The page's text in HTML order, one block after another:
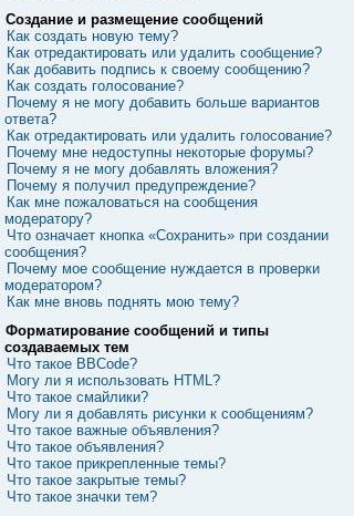
Создание и размещение сообщений
Как создать новую тему?
Как отредактировать или удалить сообщение?
Как добавить подпись к своему сообщению?
Как создать голосование?
Почему я не могу добавить больше вариантов
ответа?
Как отредактировать или удалить голосование?
Почему мне недоступны некоторые форумы?
Почему я не могу добавлять вложения?
Почему я получил предупреждение?
Как мне пожаловаться на сообщения
модератору?
Что означает кнопка «Сохранить» при создании
сообщения?
Почему мое сообщение нуждается в проверки
модератором?
Как мне вновь поднять мою тему?
Форматирование сообщений и типы
создаваемых тем
Что такое BBCode?
Могу ли я использовать HTML?
Что такое смайлики?
Могу ли я добавлять рисунки к сообщениям?
Что такое важные объявления?
Что такое объявления?
Что такое прикрепленные темы?
Что такое закрытые темы?
Что такое значки тем?